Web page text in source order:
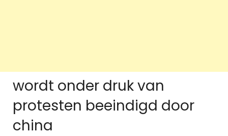
wordt onder druk van
protesten beeindigd door
china